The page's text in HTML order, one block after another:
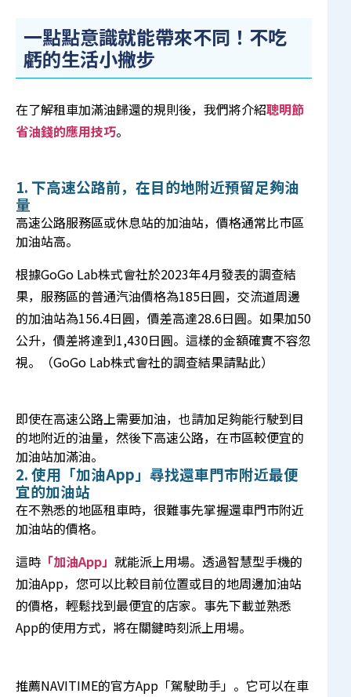
一點點意識就能帶來不同！不吃
虧的生活小撇步
在了解租車加滿油歸還的規則後，我們將介紹聰明節
省油錢的應用技巧。
1. 下高速公路前，在目的地附近預留足夠油
量
高速公路服務區或休息站的加油站，價格通常比市區
加油站高。
根據GoGo Lab株式會社於2023年4月發表的調查結
果，服務區的普通汽油價格為185日圓，交流道周邊
的加油站為156.4日圓，價差高達28.6日圓。如果加50
公升，價差將達到1,430日圓。這樣的金額確實不容忽
視。（GoGo Lab株式會社的調查結果請點此）
即使在高速公路上需要加油，也請加足夠能行駛到目
的地附近的油量，然後下高速公路，在市區較便宜的
加油站加滿油。
2. 使用「加油App」尋找還車門市附近最便
宜的加油站
在不熟悉的地區租車時，很難事先掌握還車門市附近
加油站的價格。
這時 「加油App」 就能派上用場。透過智慧型手機的
加油App，您可以比較目前位置或目的地周邊加油站
的價格，輕鬆找到最便宜的店家。事先下載並熟悉
App的使用方式，將在關鍵時刻派上用場。
推薦NAVITIME的官方App「駕駛助手」。它可以在車